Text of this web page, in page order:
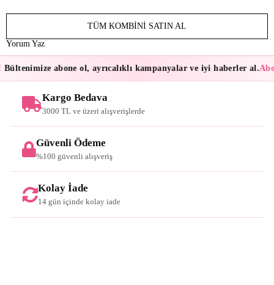
TÜM KOMBINI SATIN AL
Yorum Yaz
abone ol, ayrıcalıklı kampanyalar ve iyi haberler al.
Kargo Bedava
3000 TL ve üzeri alışverişlerde
Güvenli Ödeme
%100 güvenli alışveriş
Kolay İade
14 gün içinde kolay iade